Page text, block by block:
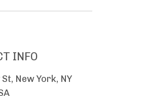
INFO
New York, NY